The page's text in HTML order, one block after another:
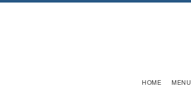
HOME MENU